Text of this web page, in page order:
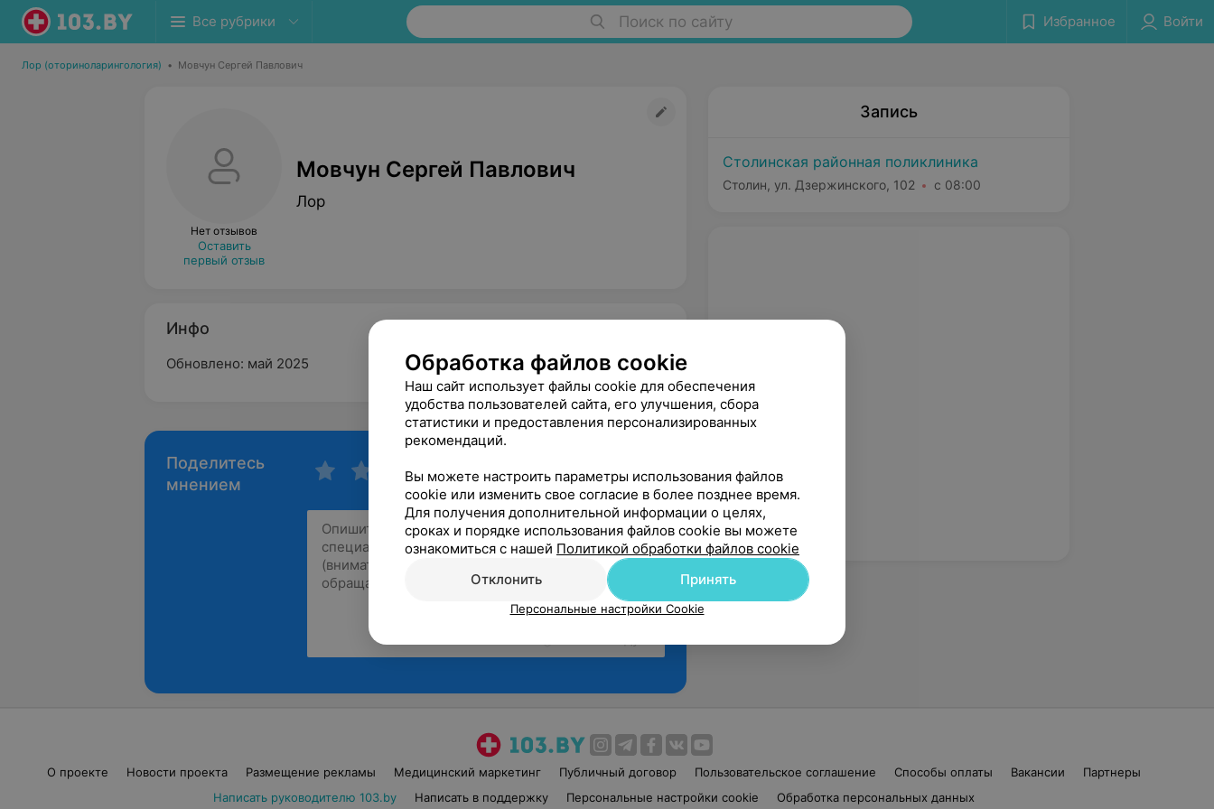
Все рубрики Поиск по сайту Избранное Войти
Лор (оториноларингология) • Мовчун Сергей Павлович
Нет отзывов
Оставить
первый отзыв
Мовчун Сергей Павлович
Лор
Инфо
Обновлено: май 2025
Поделитесь
мнением
Запись
Столинская районная поликлиника
Столин, ул. Дзержинского, 102 с 08:00
О проекте Новости проекта Размещение рекламы Медицинский маркетинг Публичный договор Пользовательское соглашение Способы оплаты Вакансии
Партнеры
Написать руководителю 103.by
Написать в поддержку Персональные настройки cookie Обработка персональных данных
Обработка файлов cookie
Наш сайт использует файлы cookie для обеспечения
удобства пользователей сайта, его улучшения, сбора
статистики и предоставления персонализированных
рекомендаций.
Вы можете настроить параметры использования файлов
cookie или изменить свое согласие в более позднее время.
Для получения дополнительной информации о целях,
сроках и порядке использования файлов cookie вы можете
ознакомиться с нашей Политикой обработки файлов cookie
Отклонить
Принять
Персональные настройки Cookie